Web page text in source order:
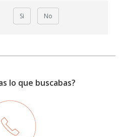
Si No
lo que buscabas?